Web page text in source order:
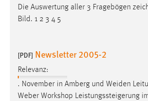
Die Auswertung aller 3 Fragebögen
Bild. 1 2 3 4 5
[PDF] Newsletter 2005-2
Relevanz:
. November in Amberg und Weiden
Weber Workshop Leistungssteigerung